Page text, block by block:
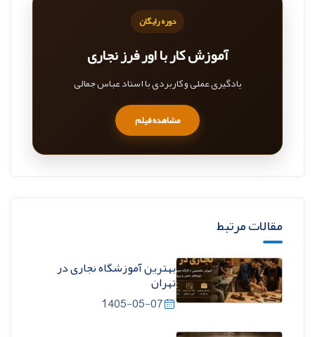
دوره رایگان
آموزش کار با اور فرز نجاری
یادگیری عملی و کاربردی با استاد عباس جمالی
مشاهده فیلم
مقالات مرتبط
بهترین آموزشگاه نجاری در
تهران
1405-05-07